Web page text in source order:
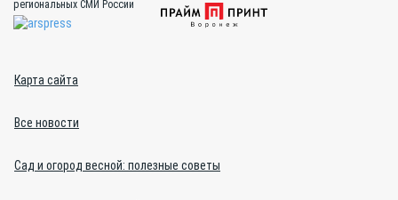
региональных СМИ России
Карта сайта
Все новости
Сад и огород весной: полезные советы